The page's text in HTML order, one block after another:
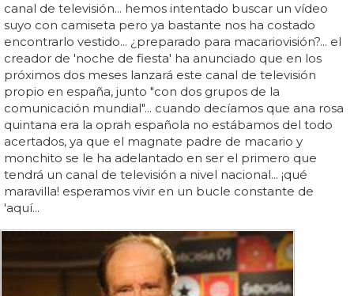
canal de televisión... hemos intentado buscar un vídeo
suyo con camiseta pero ya bastante nos ha costado
encontrarlo vestido... ¿preparado para macariovisión?... el
creador de 'noche de fiesta' ha anunciado que en los
próximos dos meses lanzará este canal de televisión
propio en españa, junto "con dos grupos de la
comunicación mundial"... cuando decíamos que ana rosa
quintana era la oprah española no estábamos del todo
acertados, ya que el magnate padre de macario y
monchito se le ha adelantado en ser el primero que
tendrá un canal de televisión a nivel nacional... ¡qué
maravilla! esperamos vivir en un bucle constante de
'aquí...